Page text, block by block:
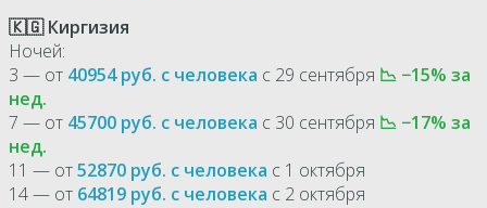
🇰🇬 Киргизия
Ночей:
3 — от 40954 руб. с человека с 29 сентября 📉 −15% за
нед.
7 — от 45700 руб. с человека с 30 сентября 📉 −17% за
нед.
11 — от52870 руб. с человека с 1 октября
14 — от 64819 руб. с человека с 2 октября